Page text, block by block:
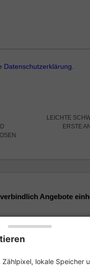
Datenschutzerklärung
LEICHTE
ERSTE
Angebote
lokale Speicher